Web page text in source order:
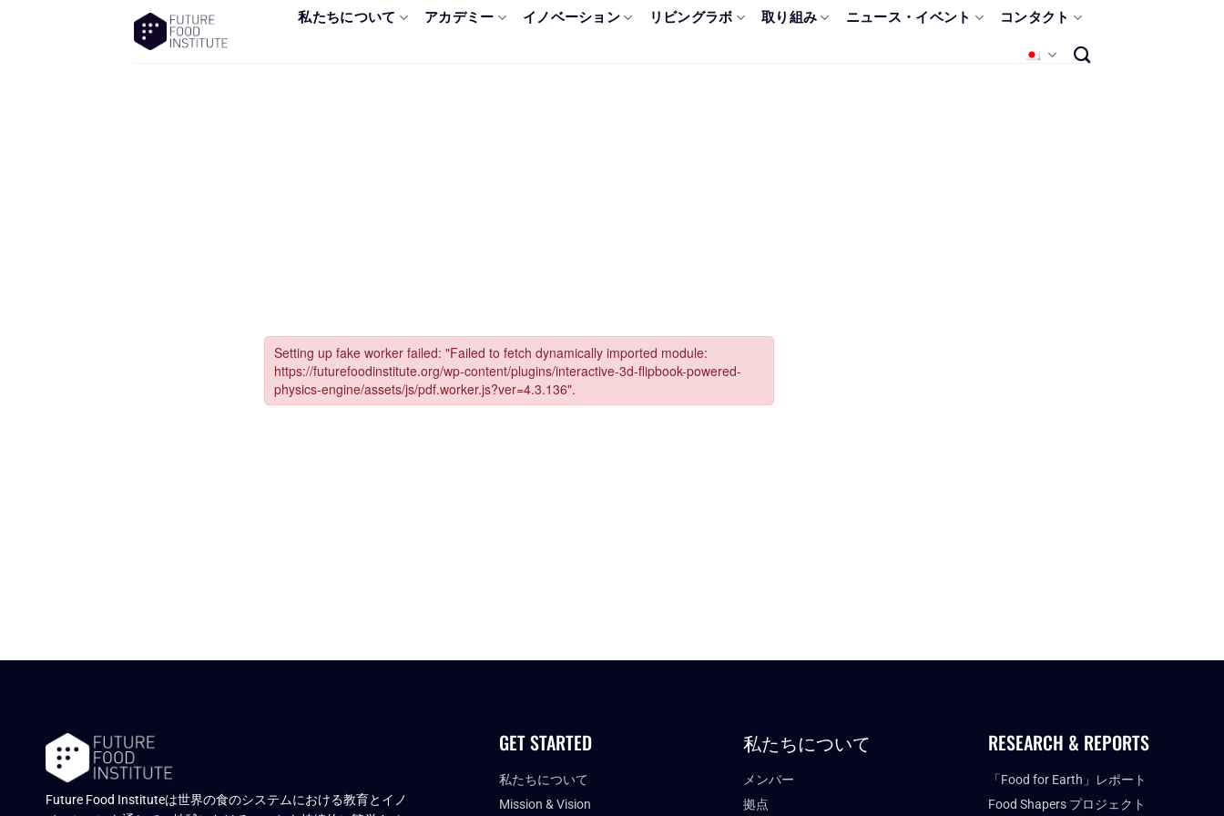
私たちについて アカデミー イノベーション リビングラボ 取り組み ニュース・イベント コンタクト
Future Food Instituteは世界の食のシステムにおける教育とイノ
GET STARTED
私たちについて
Mission & Vision
私たちについて
メンバー
拠点
RESEARCH & REPORTS
「Food for Earth」レポート
Food Shapers プロジェクト